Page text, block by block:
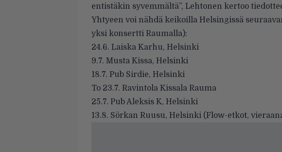
entistäkin syvemmältä”, Lehtonen kertoo
Yhtyeen voi nähdä keikoilla Helsingissä
yksi konsertti Raumalla):
24.6. Laiska Karhu, Helsinki
9.7. Musta Kissa, Helsinki
18.7. Pub Sirdie, Helsinki
To 23.7. Ravintola Kissala Rauma
25.7. Pub Aleksis K, Helsinki
13.8. Sörkan Ruusu, Helsinki (Flow-etkot,